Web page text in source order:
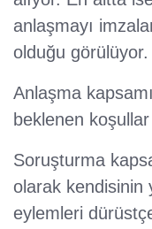
anlaşmayı
olduğu görülüyor.
Anlaşma
beklenen
Soruşturma
olarak kendisinin
eylemleri